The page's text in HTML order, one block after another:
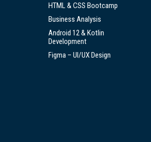
HTML & CSS Bootcamp
Business Analysis
Android 12 & Kotlin
Development
Figma – UI/UX Design